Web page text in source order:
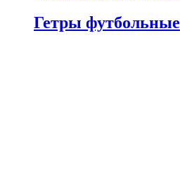
Гетры футбольные